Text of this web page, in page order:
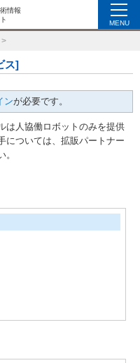
情報
MENU
ス]
ンが必要です。
は人協働ロボットのみを提供
については、拡販パートナー